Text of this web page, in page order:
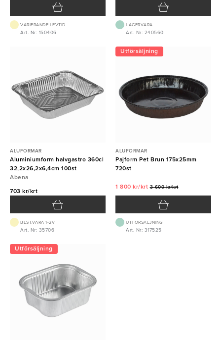
VARIERANDE LEVTID
Art. Nr: 150406
LAGERVARA
Art. Nr: 240560
ALUFORMAR
Aluminiumform halvgastro 360cl
32,2x26,2x6,4cm 100st
Abena
703 kr/krt
BEST.VARA 1-2V
Art. Nr: 35706
Utförsäljning
ALUFORMAR
Pajform Pet Brun 175x25mm
720st
1 800 kr/krt3 600 kr/krt
UTFÖRSÄLJNING
Art. Nr: 317525
Utförsäljning